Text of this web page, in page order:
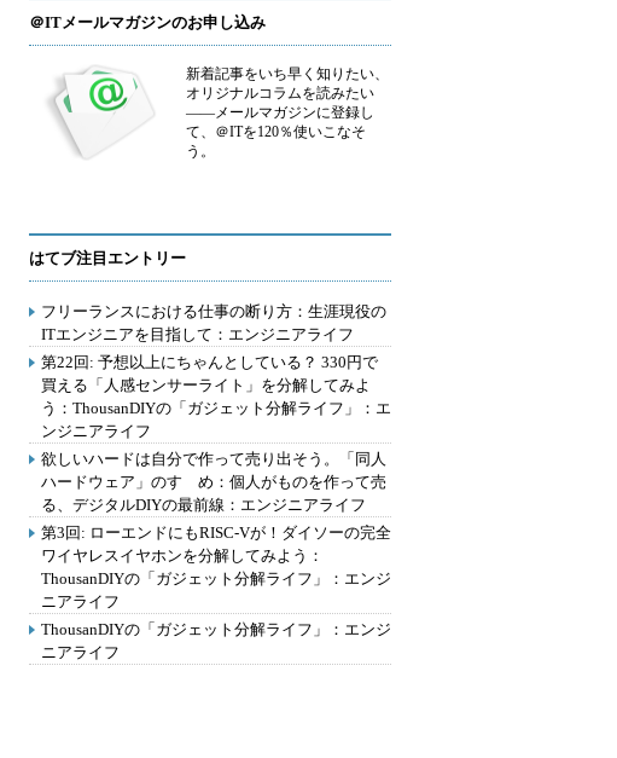
＠ITメールマガジンのお申し込み
新着記事をいち早く知りたい、
オリジナルコラムを読みたい
――メールマガジンに登録し
て、＠ITを120％使いこなそ
う。
はてブ注目エントリー
フリーランスにおける仕事の断り方：生涯現役の
ITエンジニアを目指して：エンジニアライフ
第22回: 予想以上にちゃんとしている？ 330円で
買える「人感センサーライト」を分解してみよ
う：ThousanDIYの「ガジェット分解ライフ」：エ
ンジニアライフ
欲しいハードは自分で作って売り出そう。「同人
ハードウェア」のすゝめ：個人がものを作って売
る、デジタルDIYの最前線：エンジニアライフ
第3回: ローエンドにもRISC-Vが！ダイソーの完全
ワイヤレスイヤホンを分解してみよう：
ThousanDIYの「ガジェット分解ライフ」：エンジ
ニアライフ
ThousanDIYの「ガジェット分解ライフ」：エンジ
ニアライフ